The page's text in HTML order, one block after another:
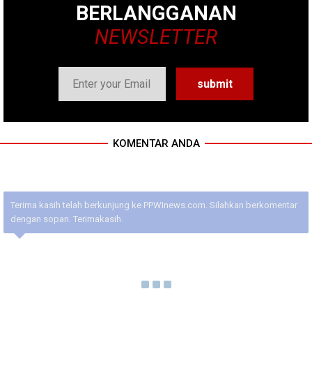
BERLANGGANAN
NEWSLETTER
KOMENTAR ANDA
Terima kasih telah berkunjung ke PPWInews.com. Silahkan berkomentar
dengan sopan. Terimakasih.